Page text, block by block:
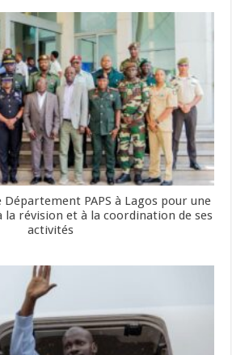
Département PAPS à Lagos pour une
la révision et à la coordination de ses
activités